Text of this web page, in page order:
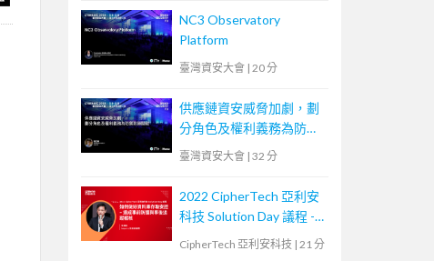
NC3 Observatory
Platform
臺灣資安大會 | 20 分
供應鏈資安威脅加劇，劃
分角色及權利義務為防禦
致勝關鍵
臺灣資安大會 | 32 分
2022 CipherTech 亞利安
科技 Solution Day 議程 -
如何做好資料庫存取安
CipherTech 亞利安科技 | 21 分